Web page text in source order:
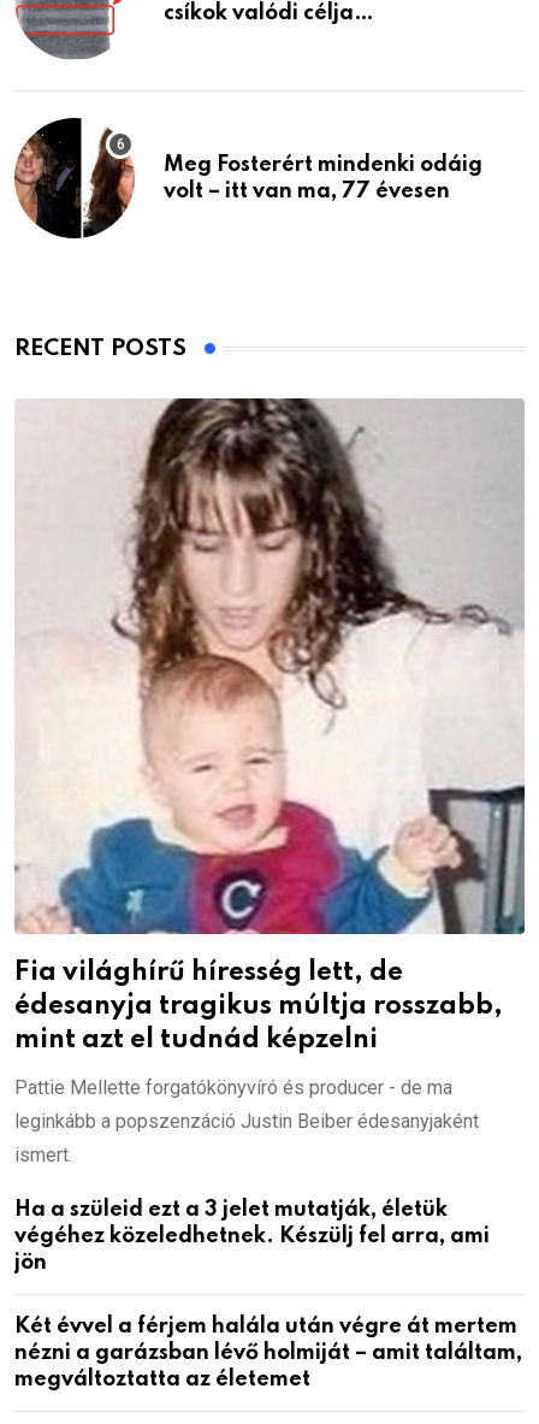
csíkok valódi célja…
Meg Fosterért mindenki odáig
volt – itt van ma, 77 évesen
RECENT POSTS
Fia világhírű híresség lett, de
édesanyja tragikus múltja rosszabb,
mint azt el tudnád képzelni
Pattie Mellette forgatókönyvíró és producer - de ma
leginkább a popszenzáció Justin Beiber édesanyjaként
ismert.
Ha a szüleid ezt a 3 jelet mutatják, életük
végéhez közeledhetnek. Készülj fel arra, ami
jön
Két évvel a férjem halála után végre át mertem
nézni a garázsban lévő holmiját – amit találtam,
megváltoztatta az életemet